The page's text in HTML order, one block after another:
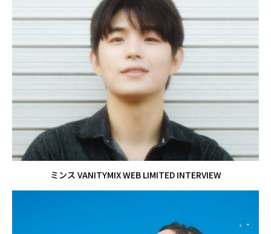
ミンス VANITYMIX WEB LIMITED INTERVIEW